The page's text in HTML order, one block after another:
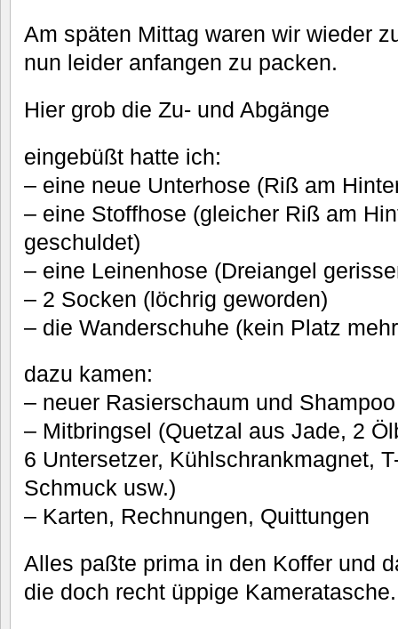
Am späten Mittag waren wir wieder
nun leider anfangen zu packen.
Hier grob die Zu- und Abgänge
eingebüßt hatte ich:
– eine neue Unterhose (Riß am
– eine Stoffhose (gleicher Riß am
geschuldet)
– eine Leinenhose (Dreiangel
– 2 Socken (löchrig geworden)
– die Wanderschuhe (kein Platz
dazu kamen:
– neuer Rasierschaum und Shampoo
– Mitbringsel (Quetzal aus Jade, 2
6 Untersetzer, Kühlschrankmagnet,
Schmuck usw.)
– Karten, Rechnungen, Quittungen
Alles paßte prima in den Koffer und
die doch recht üppige Kameratasche.